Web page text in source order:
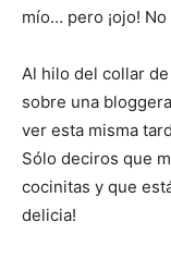
mío… pero ¡ojo!
Al hilo del collar
sobre una
ver esta misma
Sólo deciros que
cocinitas y que
delicia!